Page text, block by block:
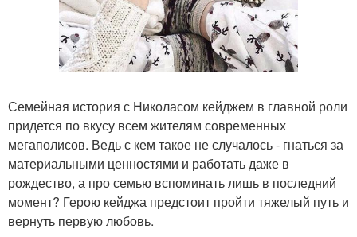
Семейная история с Николасом кейджем в главной роли
придется по вкусу всем жителям современных
мегаполисов. Ведь с кем такое не случалось - гнаться за
материальными ценностями и работать даже в
рождество, а про семью вспоминать лишь в последний
момент? Герою кейджа предстоит пройти тяжелый путь и
вернуть первую любовь.